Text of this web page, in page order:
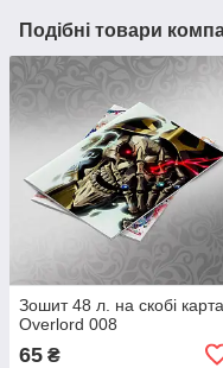
Подібні товари
Зошит 48 л. на скобі карта
Overlord 008
65 ₴